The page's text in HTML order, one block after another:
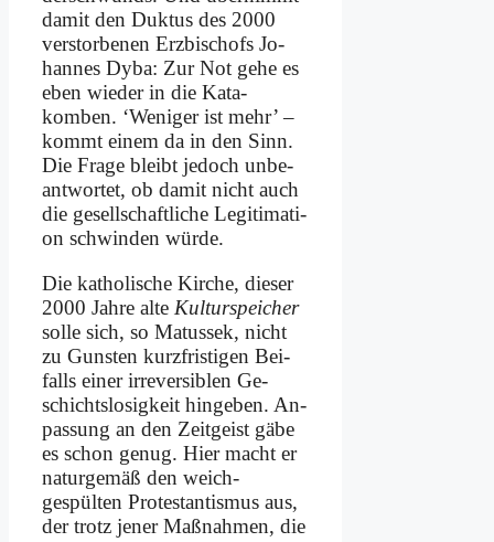
da­mit den Duk­tus des 2000
ver­stor­be­nen Erz­bi­schofs Jo­
han­nes Dy­ba: Zur Not ge­he es
eben wie­der in die Kata­
komben. ‘We­ni­ger ist mehr’ –
kommt ei­nem da in den Sinn.
Die Fra­ge bleibt je­doch un­be­
ant­wor­tet, ob da­mit nicht auch
die ge­sell­schaft­li­che Le­gi­ti­ma­ti­
on schwin­den wür­de.
Die ka­tho­li­sche Kir­che, die­ser
2000 Jah­re al­te Kul­tur­spei­cher
sol­le sich, so Ma­tus­sek, nicht
zu Gun­sten kurz­fri­sti­gen Bei­
falls ei­ner ir­rever­si­blen Ge­
schichts­lo­sig­keit hin­ge­ben. An­
passung an den Zeit­geist gä­be
es schon ge­nug. Hier macht er
na­tur­ge­mäß den weich­
gespülten Pro­te­stan­tis­mus aus,
der trotz je­ner Maß­nah­men, die